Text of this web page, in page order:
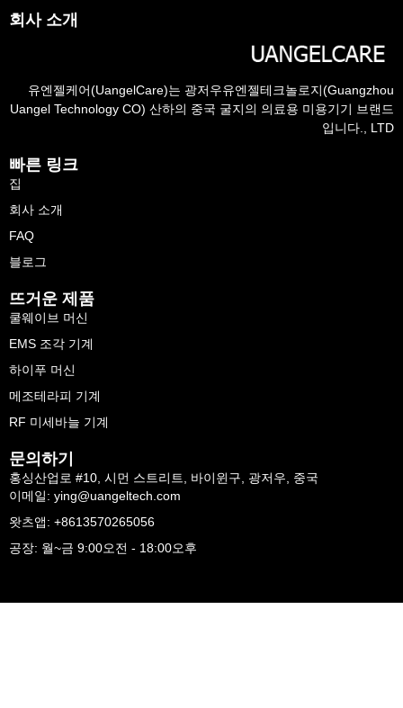
회사 소개
유엔젤케어(UangelCare)는 광저우유엔젤테크놀로지(Guangzhou
Uangel Technology CO) 산하의 중국 굴지의 의료용 미용기기 브랜드
입니다., LTD
빠른 링크
집
회사 소개
FAQ
블로그
뜨거운 제품
쿨웨이브 머신
EMS 조각 기계
하이푸 머신
메조테라피 기계
RF 미세바늘 기계
문의하기
홍싱산업로 #10, 시먼 스트리트, 바이윈구, 광저우, 중국
이메일: ying@uangeltech.com
왓츠앱: +8613570265056
공장: 월~금 9:00오전 - 18:00오후